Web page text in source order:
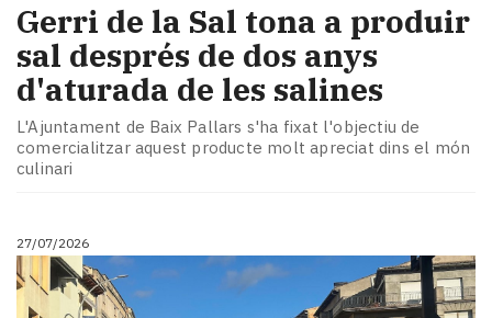
​Gerri de la Sal tona a produir
sal després de dos anys
d'aturada de les salines
L'Ajuntament de Baix Pallars s'ha fixat l'objectiu de
comercialitzar aquest producte molt apreciat dins el món
culinari
27/07/2026